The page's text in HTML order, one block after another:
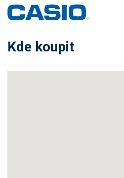
Kde koupit